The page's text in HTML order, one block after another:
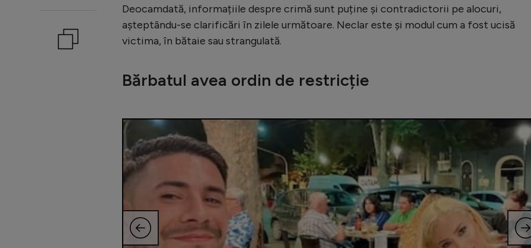
Deocamdată, informațiile despre crimă sunt puține și contradictorii pe alocuri,
așteptându-se clarificări în zilele următoare. Neclar este și modul cum a fost ucisă
victima, în bătaie sau strangulată.
Bărbatul avea ordin de restricție